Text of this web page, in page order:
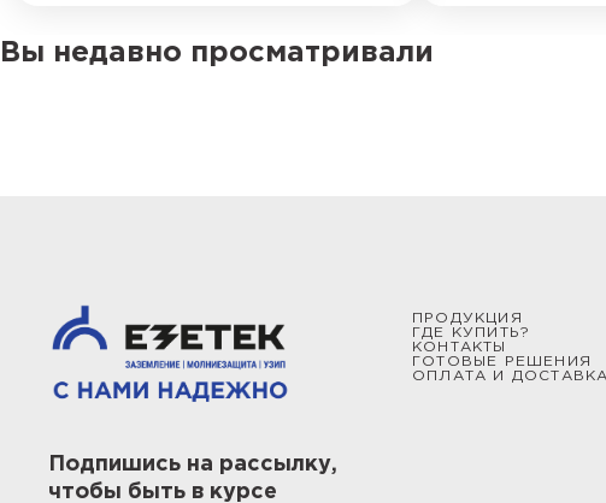
Вы недавно просматривали
ПРОДУКЦИЯ
ГДЕ КУПИТЬ?
КОНТАКТЫ
ГОТОВЫЕ РЕШЕНИЯ
ОПЛАТА И ДОСТАВКА
Подпишись на рассылку,
чтобы быть в курсе